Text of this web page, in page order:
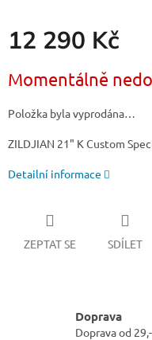
12 290 Kč
cena:
Momentálně
Položka byla vyprodána…
ZILDJIAN 21" K Custom
Detailní informace
ZEPTAT SE SDÍLET
Doprava
Doprava od